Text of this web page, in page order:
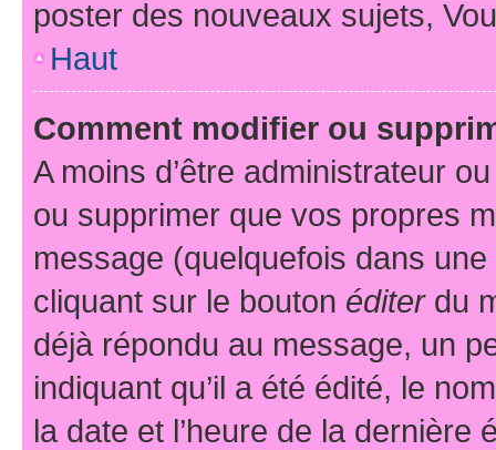
poster des nouveaux sujets,
Haut
Comment modifier ou
A moins d’être administrateur
ou supprimer que vos propres
message (quelquefois dans
cliquant sur le bouton éditerdu
déjà répondu au message, un
indiquant qu’il a été édité, le
la date et l’heure de la dernière